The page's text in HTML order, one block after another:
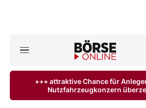
ktuelle Ausgabe BÖRSE
+++ attraktive Chance für
Nutzfahrzeugkonzern